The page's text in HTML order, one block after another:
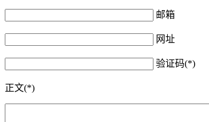
邮箱
网址
验证码(*)
正文(*)